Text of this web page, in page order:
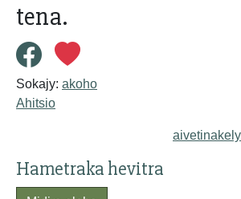
tena.
Sokajy: akoho
Ahitsio
aivetinakely
Hametraka hevitra